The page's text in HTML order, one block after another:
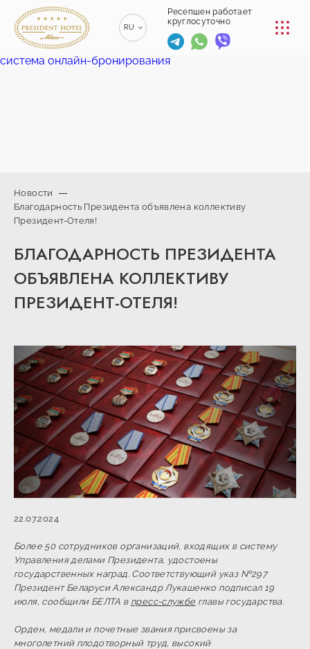
Ресепшен работает
круглосуточно
RU
ENGLISH
EN
КОНФЕРЕНЦ-ЗАЛЫ
РЕСТОРАНЫ
info@president-
Спа-центр
+375 (29) 173-
10-74
+375 (17)
+375
77-01
система онлайн-бронирования
Новости
Благодарность Президента объявлена коллективу
Президент-Отеля!
БЛАГОДАРНОСТЬ ПРЕЗИДЕНТА
ОБЪЯВЛЕНА КОЛЛЕКТИВУ
ПРЕЗИДЕНТ-ОТЕЛЯ!
22.07.2024
Более 50 сотрудников организаций, входящих в систему
Управления делами Президента, удостоены
государственных наград. Соответствующий указ №297
Президент Беларуси Александр Лукашенко подписал 19
июля, сообщили БЕЛТА в пресс-службеглавы государства.
Орден, медали и почетные звания присвоены за
многолетний плодотворный труд, высокий